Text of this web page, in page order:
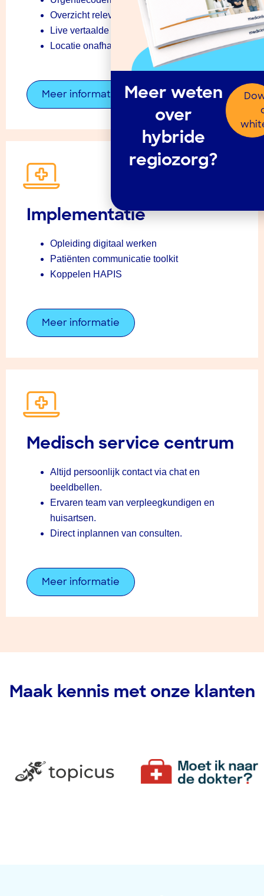
Overzicht relevante informatie
Live vertaalde chat
Locatie onafhankelijk werken
Meer informatie
Implementatie
Opleiding digitaal werken
Patiënten communicatie toolkit
Koppelen HAPIS
Meer informatie
Medisch service centrum
Altijd persoonlijk contact via chat en
beeldbellen.
Ervaren team van verpleegkundigen en
huisartsen.
Direct inplannen van consulten.
Meer informatie
Maak kennis met onze klanten
Meer weten
over
hybride
regiozorg?